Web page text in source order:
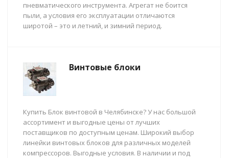
пневматического инструмента. Агрегат не боится
пыли, а условия его эксплуатации отличаются
широтой – это и летний, и зимний период.
Винтовые блоки
Купить Блок винтовой в Челябинске? У нас большой
ассортимент и выгодные цены от лучших
поставщиков по доступным ценам. Широкий выбор
линейки винтовых блоков для различных моделей
компрессоров. Выгодные условия. В наличии и под